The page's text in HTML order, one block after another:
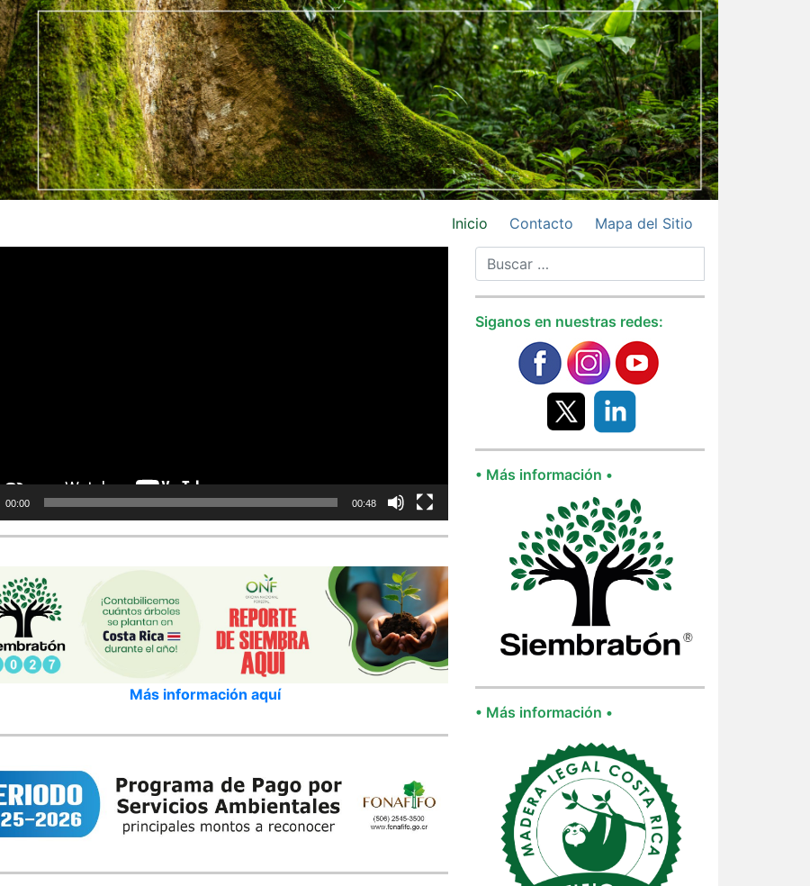
Inicio Contacto
Mapa del Sitio
00:00 00:48
Más información aquí
Siganos en nuestras redes:
• Más información •
• Más información •